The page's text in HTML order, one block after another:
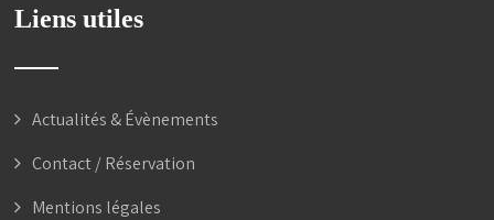
Liens utiles
Actualités & Évènements
Contact / Réservation
Mentions légales